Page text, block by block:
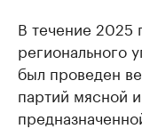
В течение 2025
регионального
был проведен
партий мясной